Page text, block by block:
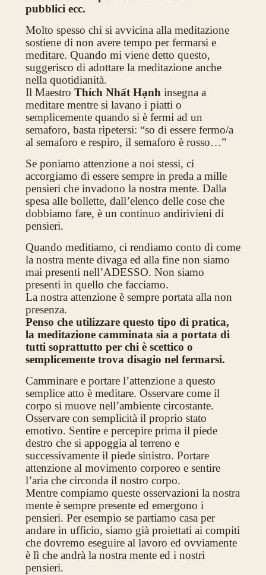
pubblici ecc.
Molto spesso chi si avvicina alla meditazione
sostiene di non avere tempo per fermarsi e
meditare. Quando mi viene detto questo,
suggerisco di adottare la meditazione anche
nella quotidianità.
Il Maestro Thích Nhất Hạnh insegna a
meditare mentre si lavano i piatti o
semplicemente quando si è fermi ad un
semaforo, basta ripetersi: “so di essere fermo/a
al semaforo e respiro, il semaforo è rosso…”
Se poniamo attenzione a noi stessi, ci
accorgiamo di essere sempre in preda a mille
pensieri che invadono la nostra mente. Dalla
spesa alle bollette, dall’elenco delle cose che
dobbiamo fare, è un continuo andirivieni di
pensieri.
Quando meditiamo, ci rendiamo conto di come
la nostra mente divaga ed alla fine non siamo
mai presenti nell’ADESSO. Non siamo
presenti in quello che facciamo.
La nostra attenzione è sempre portata alla non
presenza.
Penso che utilizzare questo tipo di pratica,
la meditazione camminata sia a portata di
tutti soprattutto per chi è scettico o
semplicemente trova disagio nel fermarsi.
Camminare e portare l’attenzione a questo
semplice atto è meditare. Osservare come il
corpo si muove nell’ambiente circostante.
Osservare con semplicità il proprio stato
emotivo. Sentire e percepire prima il piede
destro che si appoggia al terreno e
successivamente il piede sinistro. Portare
attenzione al movimento corporeo e sentire
l’aria che circonda il nostro corpo.
Mentre compiamo queste osservazioni la nostra
mente è sempre presente ed emergono i
pensieri. Per esempio se partiamo casa per
andare in ufficio, siamo già proiettati ai compiti
che dovremo eseguire al lavoro ed ovviamente
è lì che andrà la nostra mente ed i nostri
pensieri.